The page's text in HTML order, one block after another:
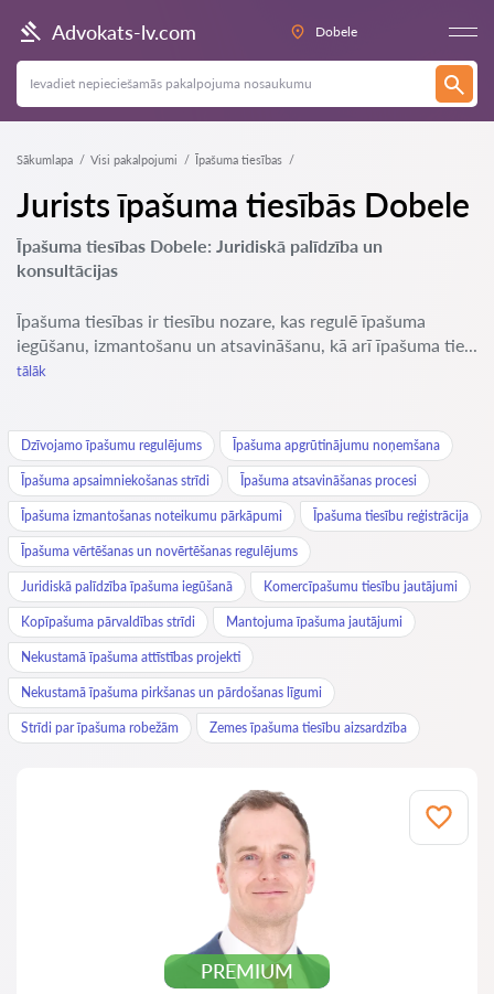
Advokats-lv.com Dobele
Sākumlapa Visi pakalpojumi Īpašuma tiesības
Jurists īpašuma tiesībās Dobele
Īpašuma tiesības Dobele: Juridiskā palīdzība un
konsultācijas
Īpašuma tiesības ir tiesību nozare, kas regulē īpašuma
iegūšanu, izmantošanu un atsavināšanu, kā arī īpašuma tie...
tālāk
Dzīvojamo īpašumu regulējums Īpašuma apgrūtinājumu noņemšana
Īpašuma apsaimniekošanas strīdi Īpašuma atsavināšanas procesi
Īpašuma izmantošanas noteikumu pārkāpumi Īpašuma tiesību reģistrācija
Īpašuma vērtēšanas un novērtēšanas regulējums
Juridiskā palīdzība īpašuma iegūšanā Komercīpašumu tiesību jautājumi
Kopīpašuma pārvaldības strīdi Mantojuma īpašuma jautājumi
Nekustamā īpašuma attīstības projekti
Nekustamā īpašuma pirkšanas un pārdošanas līgumi
Strīdi par īpašuma robežām Zemes īpašuma tiesību aizsardzība
PREMIUM